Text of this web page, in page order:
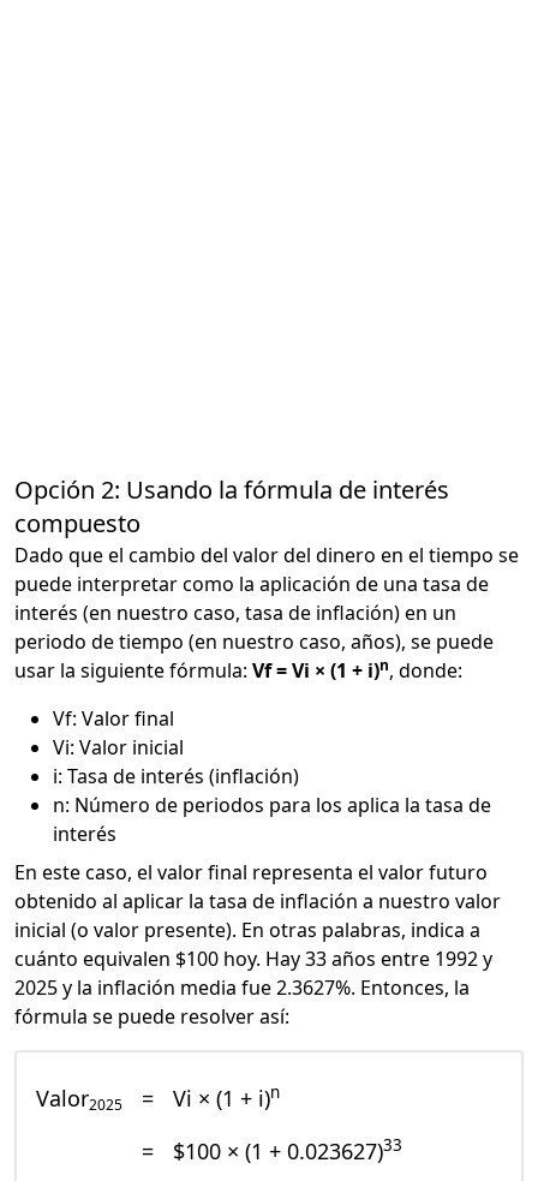
Opción 2: Usando la fórmula de interés
compuesto
Dado que el cambio del valor del dinero en el tiempo se
puede interpretar como la aplicación de una tasa de
interés (en nuestro caso, tasa de inflación) en un
periodo de tiempo (en nuestro caso, años), se puede
usar la siguiente fórmula: Vf = Vi × (1 + i)n, donde:
Vf: Valor final
Vi: Valor inicial
i: Tasa de interés (inflación)
n: Número de periodos para los aplica la tasa de
interés
En este caso, el valor final representa el valor futuro
obtenido al aplicar la tasa de inflación a nuestro valor
inicial (o valor presente). En otras palabras, indica a
cuánto equivalen $100 hoy. Hay 33 años entre 1992 y
2025 y la inflación media fue 2.3627%. Entonces, la
fórmula se puede resolver así:
Valor2025 = Vi × (1 + i)n
= $100 × (1 + 0.023627)33